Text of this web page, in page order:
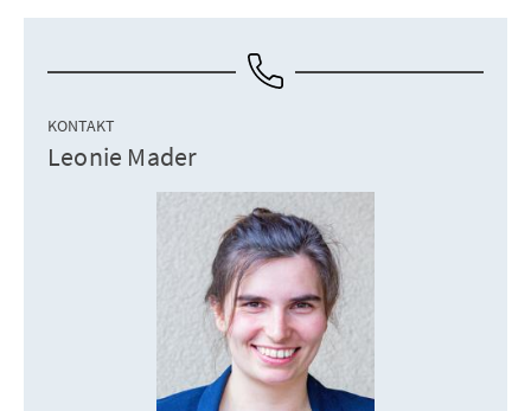
KONTAKT
Leonie Mader